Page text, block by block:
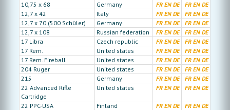
10,75 x 68
Germany FR EN DE FR EN DE
12,7 x 42
Italy FR EN DE FR EN DE
12,7 x 70 (500 Schüler)
Germany FR EN DE FR EN DE
12,7 x 108
Russian federation FR EN DE FR EN DE
17 Libra
Czech republic FR EN DE FR EN DE
17 Rem.
United states FR EN DE FR EN DE
17 Rem. Fireball
United states FR EN DE FR EN DE
204 Ruger
United states FR EN DE FR EN DE
215
Germany FR EN DE FR EN DE
22 Advanced Rifle
Cartridge
United states FR EN DE FR EN DE
22 PPC-USA Finland FR EN DE FR EN DE